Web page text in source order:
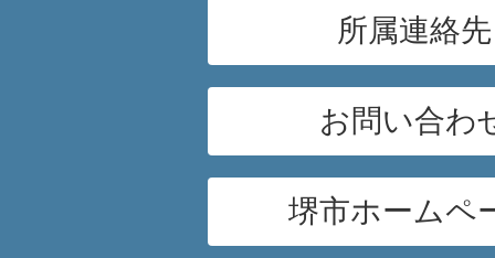
所属連絡先
お問い合わ
堺市ホームペ